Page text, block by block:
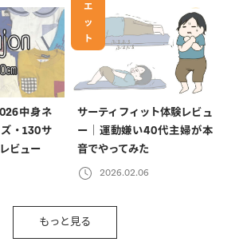
中身ネ
・130サ
ビュー
エ
ッ
ト
サーティフィット体験レビュ
ー｜運動嫌い40代主婦が本
音でやってみた
2026.02.06
もっと見る